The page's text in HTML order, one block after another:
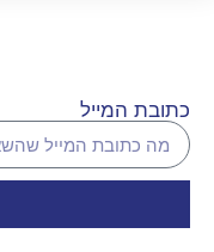
כתובת המייל